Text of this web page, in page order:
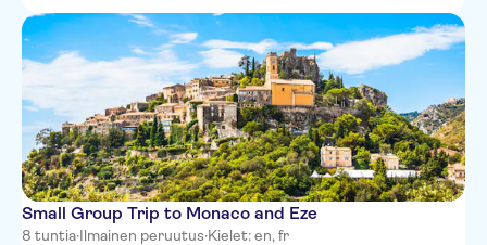
Mercure Nice Marche aux
Fleurs
easyHotel Nice Palais des
Congres Vieux Nice
Le Meridien Nice
Nice Excelsior Hotel
Hotel de la Mer
Small Group Trip to Monaco and Eze
8 tuntia·Ilmainen peruutus·Kielet: en, fr